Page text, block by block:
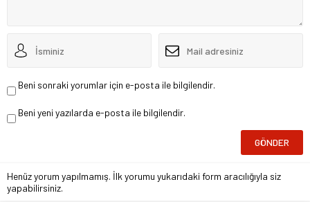
Beni sonraki yorumlar için e-posta ile bilgilendir.
Beni yeni yazılarda e-posta ile bilgilendir.
Henüz yorum yapılmamış. İlk yorumu yukarıdaki form aracılığıyla siz
yapabilirsiniz.